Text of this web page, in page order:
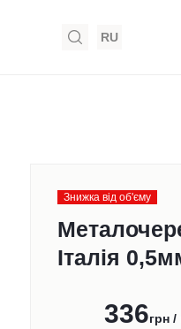
RU
Знижка від обʹєму
Італія
336грн /